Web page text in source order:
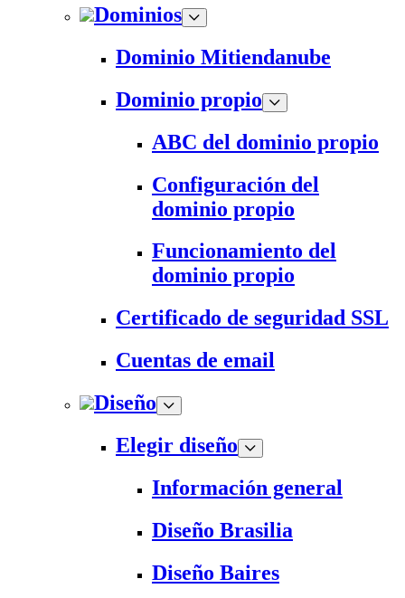
Dominios
Dominio Mitiendanube
Dominio propio
ABC del dominio propio
Configuración del
dominio propio
Funcionamiento del
dominio propio
Certificado de seguridad SSL
Cuentas de email
Diseño
Elegir diseño
Información general
Diseño Brasilia
Diseño Baires